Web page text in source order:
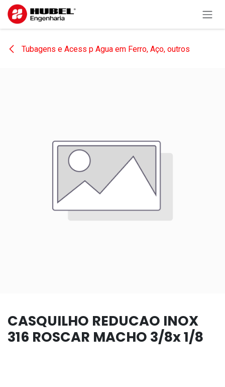
Pular para o conteúdo
Tubagens e Acess p Agua em Ferro, Aço, outros
CASQUILHO REDUCAO INOX
316 ROSCAR MACHO 3/8x 1/8